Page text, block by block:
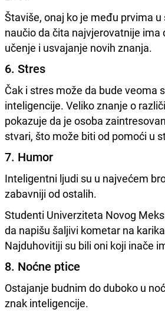
Štaviše, onaj ko je među prvima
naučio da čita najvjerovatnije ima
učenje i usvajanje novih znanja.
6. Stres
Čak i stres može da bude veoma
inteligencije. Veliko znanje o
pokazuje da je osoba
stvari, što može biti od pomoći u
7. Humor
Inteligentni ljudi su u najvećem
zabavniji od ostalih.
Studenti Univerziteta Novog
da napišu šaljivi kometar na
Najduhovitiji su bili oni koji inače
8. Noćne ptice
Ostajanje budnim do duboko u
znak inteligencije.